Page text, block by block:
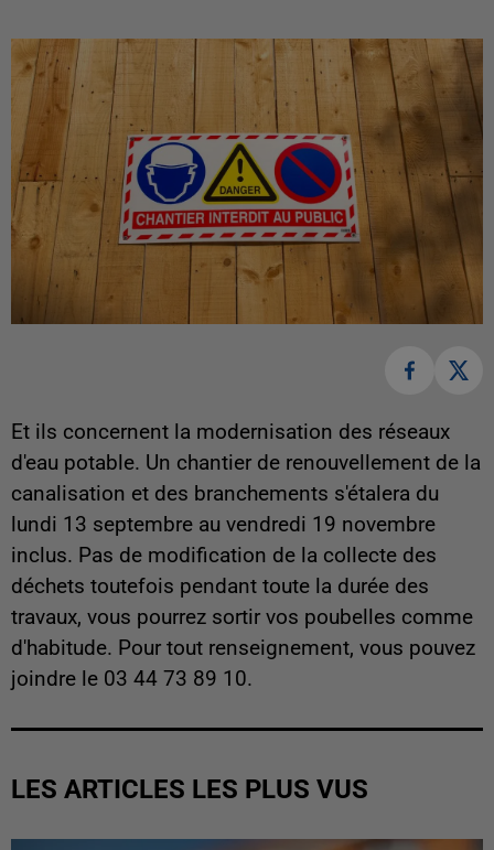
Et ils concernent la modernisation des réseaux
d'eau potable. Un chantier de renouvellement de la
canalisation et des branchements s'étalera du
lundi 13 septembre au vendredi 19 novembre
inclus. Pas de modification de la collecte des
déchets toutefois pendant toute la durée des
travaux, vous pourrez sortir vos poubelles comme
d'habitude. Pour tout renseignement, vous pouvez
joindre le 03 44 73 89 10.
LES ARTICLES LES PLUS VUS